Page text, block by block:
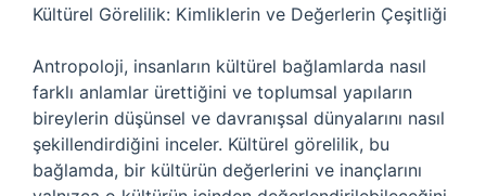
Kültürel Görelilik: Kimliklerin ve Değerlerin Çeşitliği
Antropoloji, insanların kültürel bağlamlarda nasıl
farklı anlamlar ürettiğini ve toplumsal yapıların
bireylerin düşünsel ve davranışsal dünyalarını nasıl
şekillendirdiğini inceler. Kültürel görelilik, bu
bağlamda, bir kültürün değerlerini ve inançlarını